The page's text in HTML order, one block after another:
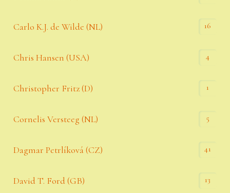
Carlo K.J. de Wilde (NL) 16
Chris Hansen (USA) 4
Christopher Fritz (D) 1
Cornelis Versteeg (NL) 5
Dagmar Petrlíková (CZ) 41
David T. Ford (GB) 13